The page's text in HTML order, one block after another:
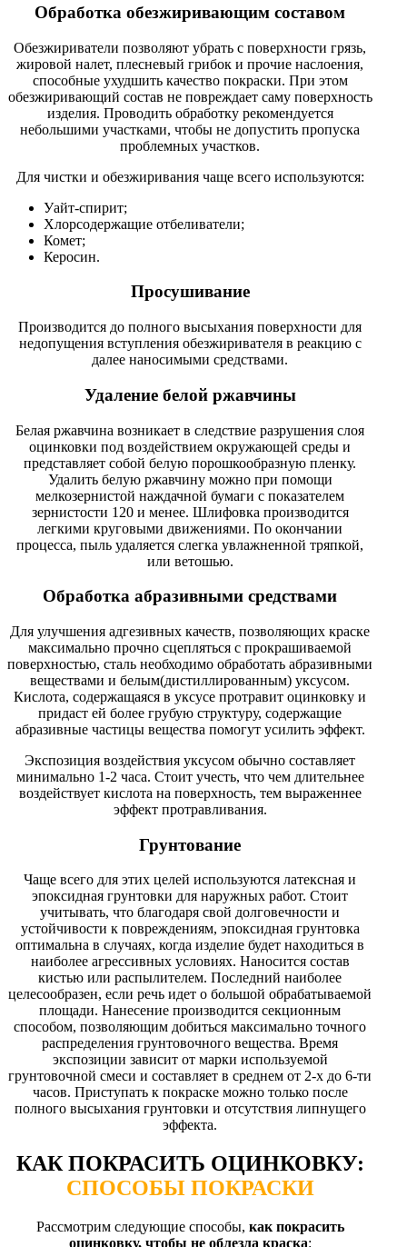
Обработка обезжиривающим составом
Обезжириватели позволяют убрать с поверхности грязь,
жировой налет, плесневый грибок и прочие наслоения,
способные ухудшить качество покраски. При этом
обезжиривающий состав не повреждает саму поверхность
изделия. Проводить обработку рекомендуется
небольшими участками, чтобы не допустить пропуска
проблемных участков.
Для чистки и обезжиривания чаще всего используются:
Уайт-спирит;
Хлорсодержащие отбеливатели;
Комет;
Керосин.
Просушивание
Производится до полного высыхания поверхности для
недопущения вступления обезжиривателя в реакцию с
далее наносимыми средствами.
Удаление белой ржавчины
Белая ржавчина возникает в следствие разрушения слоя
оцинковки под воздействием окружающей среды и
представляет собой белую порошкообразную пленку.
Удалить белую ржавчину можно при помощи
мелкозернистой наждачной бумаги с показателем
зернистости 120 и менее. Шлифовка производится
легкими круговыми движениями. По окончании
процесса, пыль удаляется слегка увлажненной тряпкой,
или ветошью.
Обработка абразивными средствами
Для улучшения адгезивных качеств, позволяющих краске
максимально прочно сцепляться с прокрашиваемой
поверхностью, сталь необходимо обработать абразивными
веществами и белым(дистиллированным) уксусом.
Кислота, содержащаяся в уксусе протравит оцинковку и
придаст ей более грубую структуру, содержащие
абразивные частицы вещества помогут усилить эффект.
Экспозиция воздействия уксусом обычно составляет
минимально 1-2 часа. Стоит учесть, что чем длительнее
воздействует кислота на поверхность, тем выраженнее
эффект протравливания.
Грунтование
Чаще всего для этих целей используются латексная и
эпоксидная грунтовки для наружных работ. Стоит
учитывать, что благодаря свой долговечности и
устойчивости к повреждениям, эпоксидная грунтовка
оптимальна в случаях, когда изделие будет находиться в
наиболее агрессивных условиях. Наносится состав
кистью или распылителем. Последний наиболее
целесообразен, если речь идет о большой обрабатываемой
площади. Нанесение производится секционным
способом, позволяющим добиться максимально точного
распределения грунтовочного вещества. Время
экспозиции зависит от марки используемой
грунтовочной смеси и составляет в среднем от 2-х до 6-ти
часов. Приступать к покраске можно только после
полного высыхания грунтовки и отсутствия липнущего
эффекта.
КАК ПОКРАСИТЬ ОЦИНКОВКУ:
СПОСОБЫ ПОКРАСКИ
Рассмотрим следующие способы, как покрасить
оцинковку, чтобы не облезла краска: